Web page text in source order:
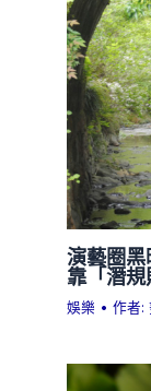
演藝圈
靠「潛規
娛樂 • 作者: